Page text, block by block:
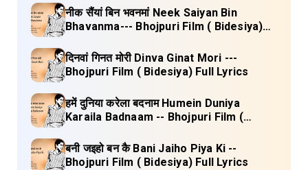
नीक सैंयां बिन भवनमां Neek Saiyan Bin
Bhavanma--- Bhojpuri Film ( Bidesiya)
दिनवां गिनत मोरी Dinva Ginat Mori ---
Bhojpuri Film ( Bidesiya) Full Lyrics
हमें दुनिया करेला बदनाम Humein Duniya
Karaila Badnaam -- Bhojpuri Film (
बनी जइहो बन कै Bani Jaiho Piya Ki --
Bhojpuri Film ( Bidesiya) Full Lyrics